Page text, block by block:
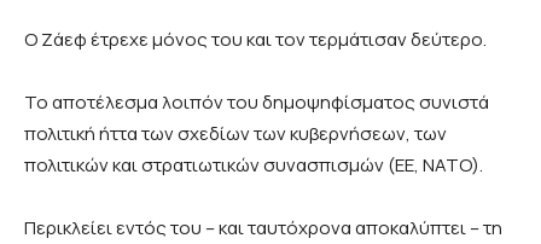
Ο Ζάεφ έτρεχε μόνος του και τον τερμάτισαν δεύτερο.
Το αποτέλεσμα λοιπόν του δημοψηφίσματος συνιστά
πολιτική ήττα των σχεδίων των κυβερνήσεων, των
πολιτικών και στρατιωτικών συνασπισμών (ΕΕ, ΝΑΤΟ).
Περικλείει εντός του – και ταυτόχρονα αποκαλύπτει – τη